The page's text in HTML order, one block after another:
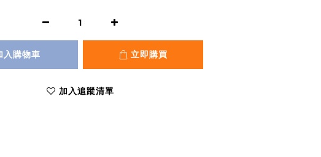
入購物車 立即購買
加入追蹤清單